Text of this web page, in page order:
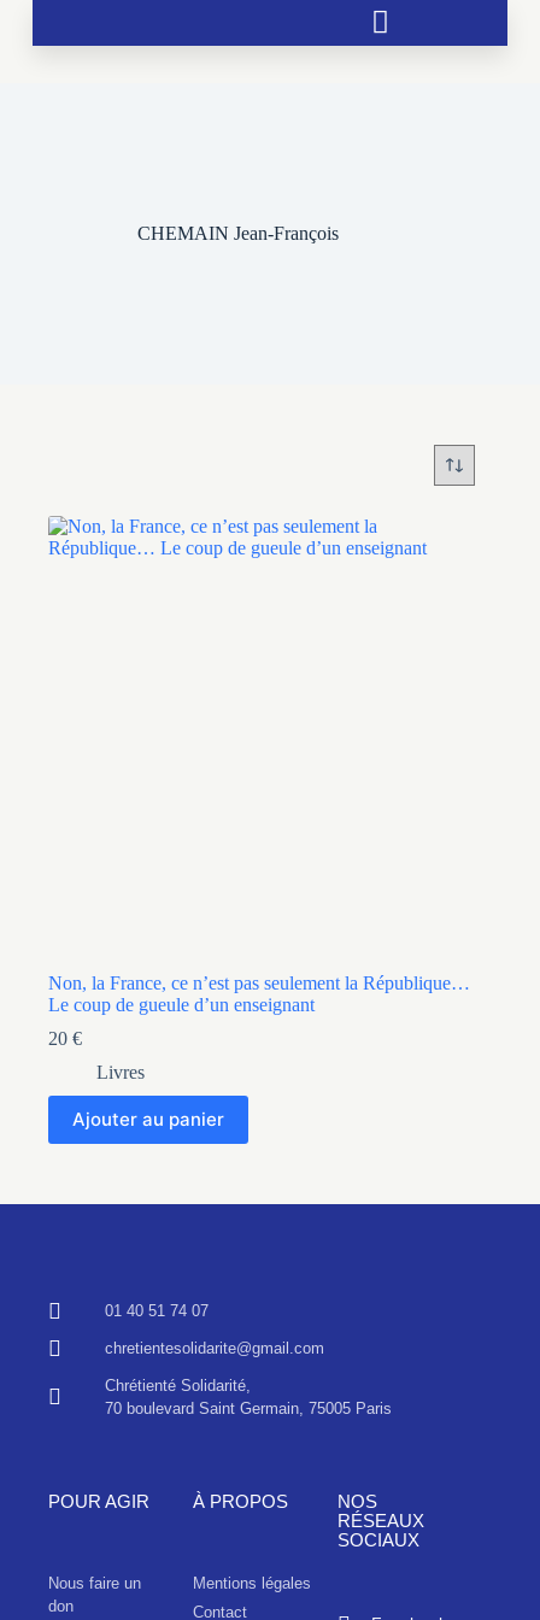
CHEMAIN Jean-François
Non, la France, ce n’est pas seulement la République…
Le coup de gueule d’un enseignant
20 €
Livres
Ajouter au panier
01 40 51 74 07
chretientesolidarite@gmail.com
Chrétienté Solidarité,
70 boulevard Saint Germain, 75005 Paris
POUR AGIR
Nous faire un
don
À PROPOS
Mentions légales
Contact
NOS
RÉSEAUX
SOCIAUX